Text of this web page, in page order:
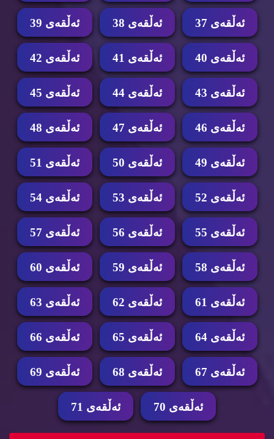
ئه‌ڵقه‌ی 37 ئه‌ڵقه‌ی 38 ئه‌ڵقه‌ی 39
ئه‌ڵقه‌ی 40 ئه‌ڵقه‌ی 41 ئه‌ڵقه‌ی 42
ئه‌ڵقه‌ی 43 ئه‌ڵقه‌ی 44 ئه‌ڵقه‌ی 45
ئه‌ڵقه‌ی 46 ئه‌ڵقه‌ی 47 ئه‌ڵقه‌ی 48
ئه‌ڵقه‌ی 49 ئه‌ڵقه‌ی 50 ئه‌ڵقه‌ی 51
ئه‌ڵقه‌ی 52 ئه‌ڵقه‌ی 53 ئه‌ڵقه‌ی 54
ئه‌ڵقه‌ی 55 ئه‌ڵقه‌ی 56 ئه‌ڵقه‌ی 57
ئه‌ڵقه‌ی 58 ئه‌ڵقه‌ی 59 ئه‌ڵقه‌ی 60
ئه‌ڵقه‌ی 61 ئه‌ڵقه‌ی 62 ئه‌ڵقه‌ی 63
ئه‌ڵقه‌ی 64 ئه‌ڵقه‌ی 65 ئه‌ڵقه‌ی 66
ئه‌ڵقه‌ی 67 ئه‌ڵقه‌ی 68 ئه‌ڵقه‌ی 69
ئه‌ڵقه‌ی 70 ئه‌ڵقه‌ی 71
زنجیره‌ درامای خه‌ونی پاشا ئه‌ڵقه‌ی 71 dramay x...